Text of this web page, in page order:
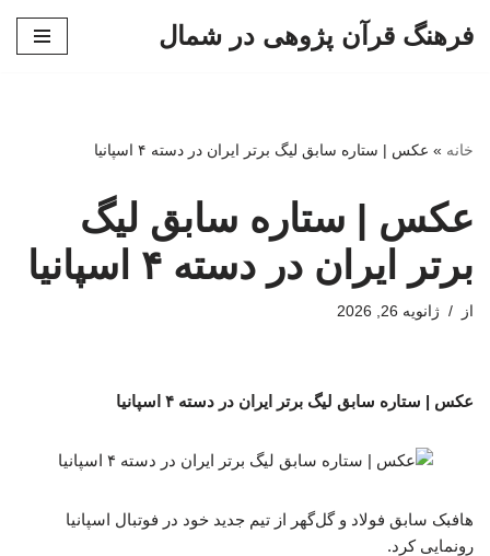
فرهنگ قرآن پژوهی در شمال
خانه » عکس | ستاره سابق لیگ برتر ایران در دسته ۴ اسپانیا
عکس | ستاره سابق لیگ
برتر ایران در دسته ۴ اسپانیا
از ژانویه 26, 2026
عکس | ستاره سابق لیگ برتر ایران در دسته ۴ اسپانیا
هافبک سابق فولاد و گل‌گهر از تیم جدید خود در فوتبال اسپانیا
رونمایی کرد.